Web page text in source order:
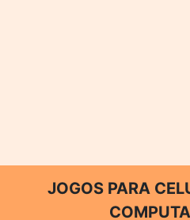
JOGOS PARA